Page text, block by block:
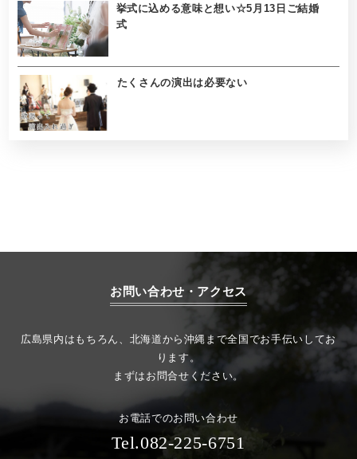
挙式に込める意味と想い☆5月13日ご結婚
式
たくさんの演出は必要ない
お問い合わせ・アクセス
広島県内はもちろん、北海道から沖縄まで全国でお手伝いしてお
ります。
まずはお問合せください。
お電話でのお問い合わせ
Tel.082-225-6751